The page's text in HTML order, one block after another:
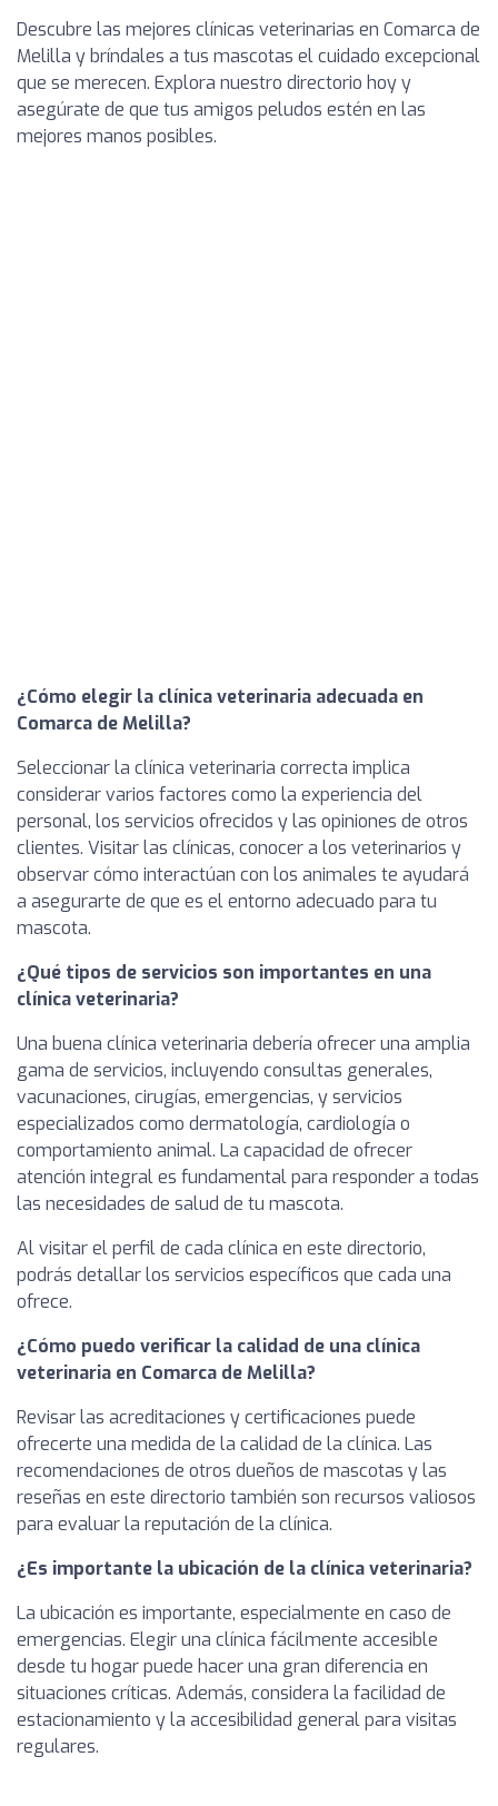
Descubre las mejores clínicas veterinarias en Comarca de
Melilla y bríndales a tus mascotas el cuidado excepcional
que se merecen. Explora nuestro directorio hoy y
asegúrate de que tus amigos peludos estén en las
mejores manos posibles.
¿Cómo elegir la clínica veterinaria adecuada en
Comarca de Melilla?
Seleccionar la clínica veterinaria correcta implica
considerar varios factores como la experiencia del
personal, los servicios ofrecidos y las opiniones de otros
clientes. Visitar las clínicas, conocer a los veterinarios y
observar cómo interactúan con los animales te ayudará
a asegurarte de que es el entorno adecuado para tu
mascota.
¿Qué tipos de servicios son importantes en una
clínica veterinaria?
Una buena clínica veterinaria debería ofrecer una amplia
gama de servicios, incluyendo consultas generales,
vacunaciones, cirugías, emergencias, y servicios
especializados como dermatología, cardiología o
comportamiento animal. La capacidad de ofrecer
atención integral es fundamental para responder a todas
las necesidades de salud de tu mascota.
Al visitar el perfil de cada clínica en este directorio,
podrás detallar los servicios específicos que cada una
ofrece.
¿Cómo puedo verificar la calidad de una clínica
veterinaria en Comarca de Melilla?
Revisar las acreditaciones y certificaciones puede
ofrecerte una medida de la calidad de la clínica. Las
recomendaciones de otros dueños de mascotas y las
reseñas en este directorio también son recursos valiosos
para evaluar la reputación de la clínica.
¿Es importante la ubicación de la clínica veterinaria?
La ubicación es importante, especialmente en caso de
emergencias. Elegir una clínica fácilmente accesible
desde tu hogar puede hacer una gran diferencia en
situaciones críticas. Además, considera la facilidad de
estacionamiento y la accesibilidad general para visitas
regulares.